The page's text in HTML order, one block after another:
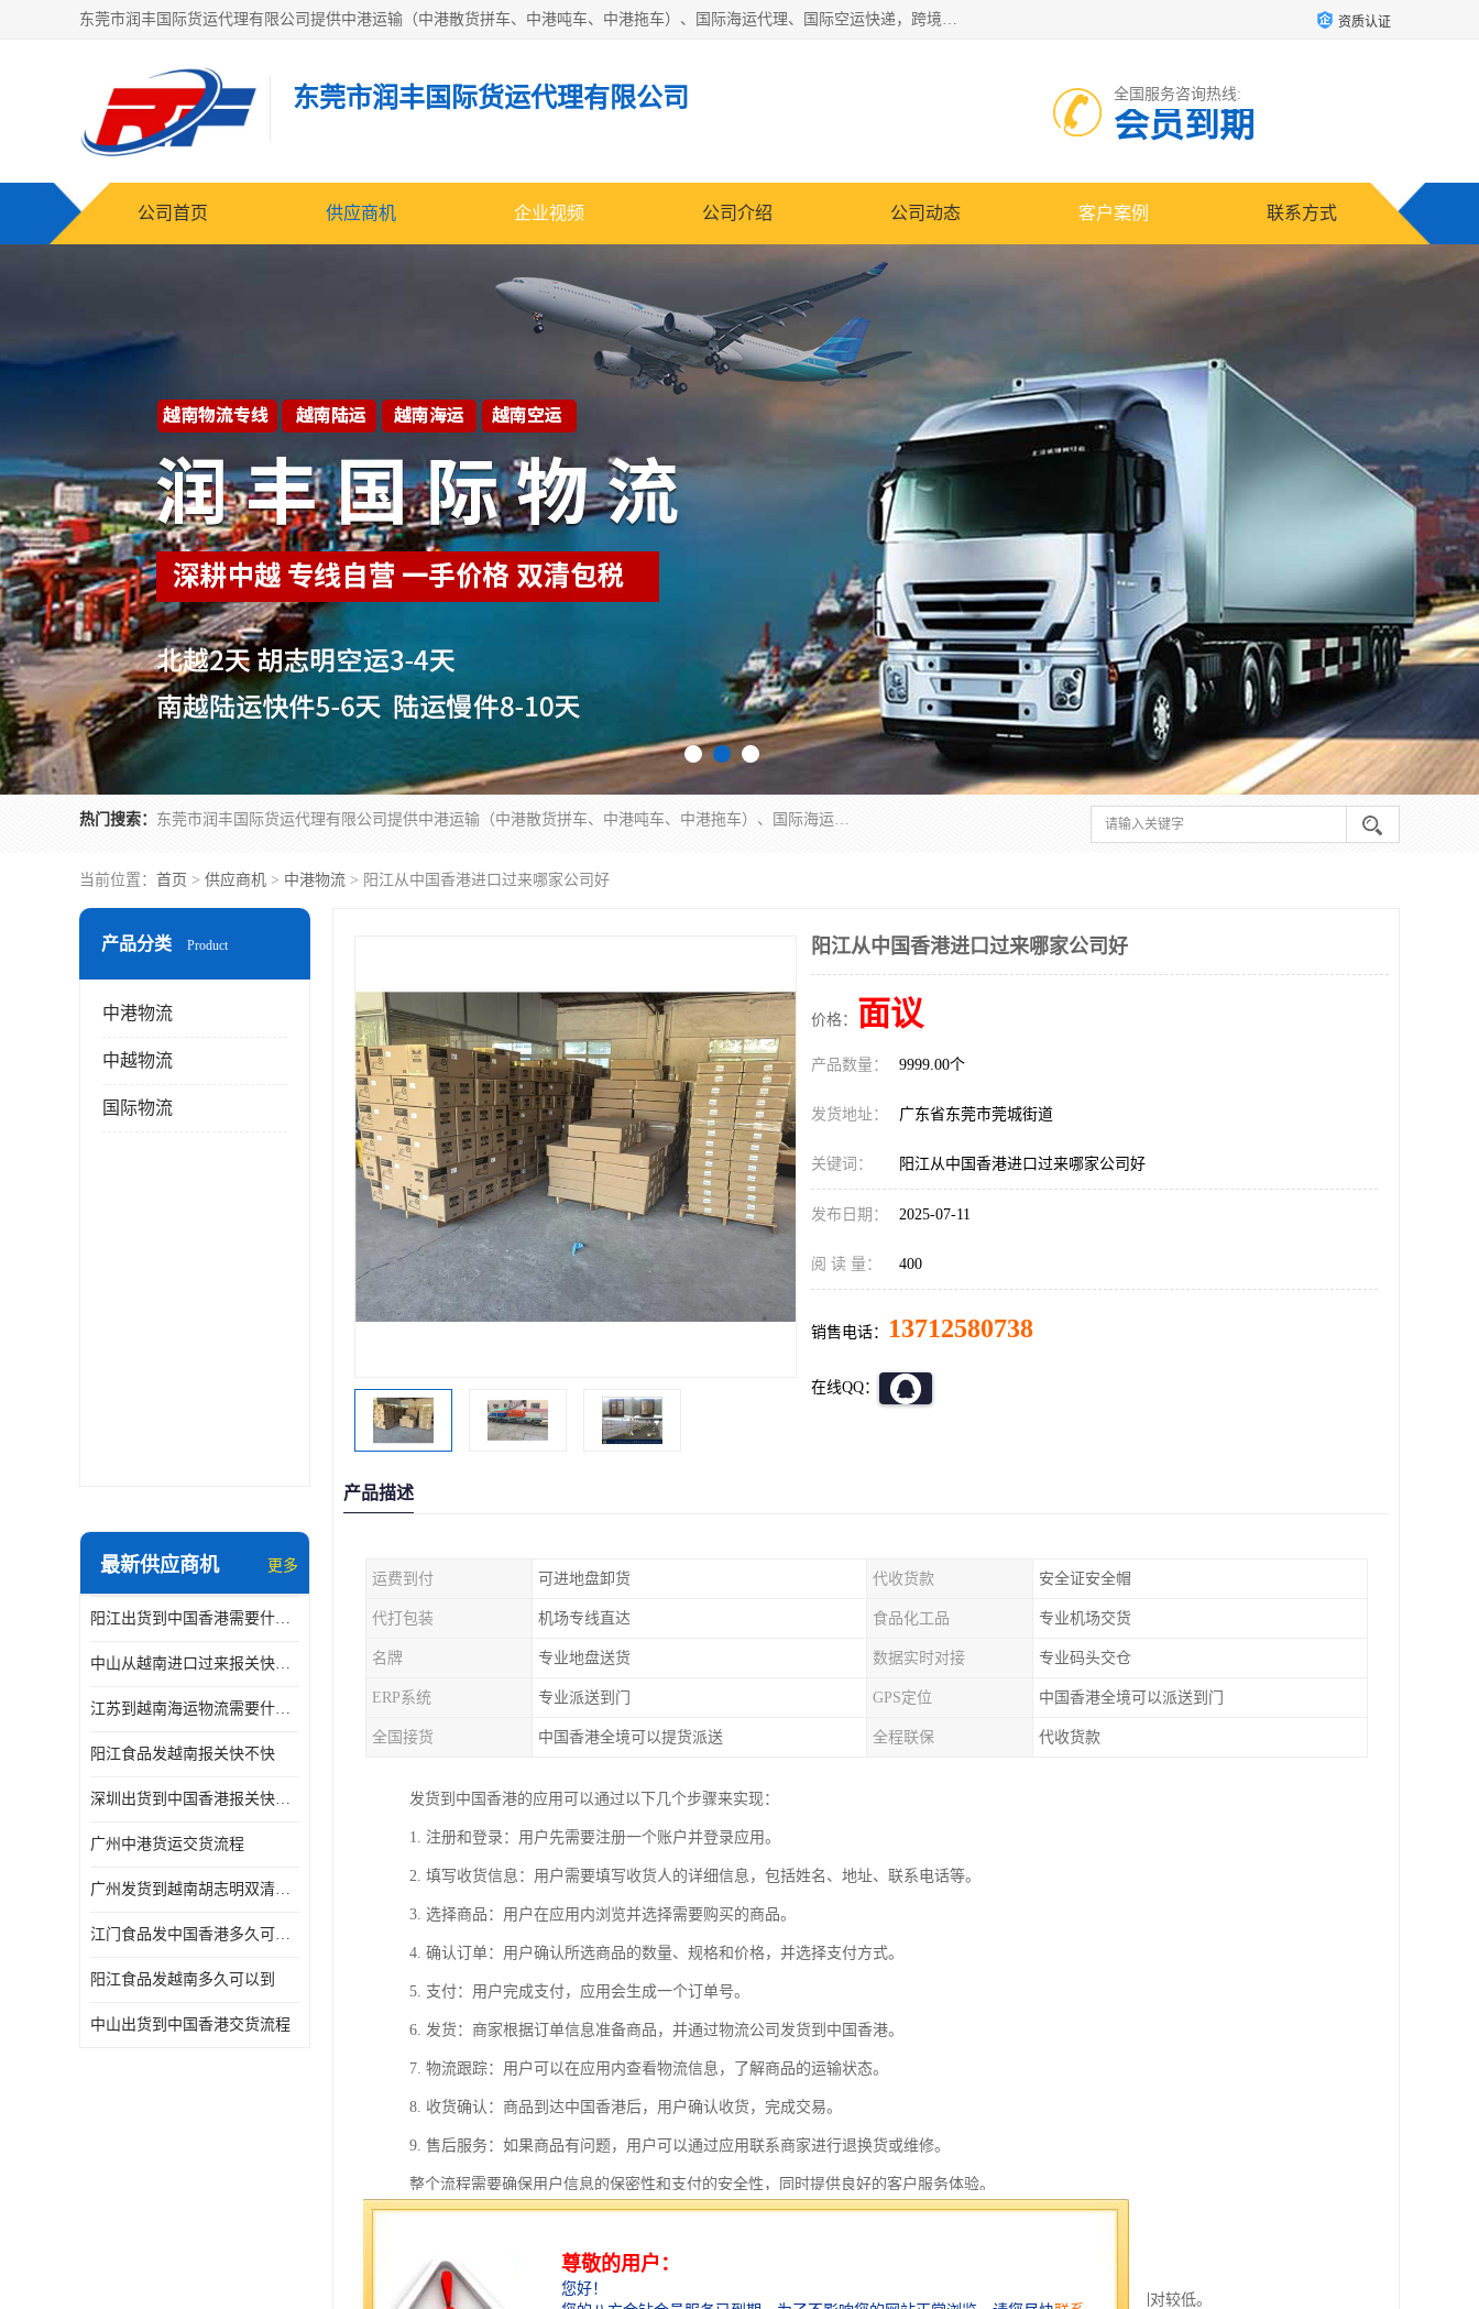
东莞市润丰国际货运代理有限公司提供中港运输（中港散货拼车、中港吨车、中港拖车）、国际海运代理、国际空运快递，跨境电商，亚马逊FBA，国内物流园服务，进出口报关，仓储，提供给客户整套运输解决方案和增值服务 资质认证
东莞市润丰国际货运代理有限公司 全国服务咨询热线:
会员到期
公司首页 供应商机 企业视频 公司介绍 公司动态 客户案例 联系方式
热门搜索： 东莞市润丰国际货运代理有限公司提供中港运输（中港散货拼车、中港吨车、中港拖车）、国际海运代理、国际空运快递，跨境电商，亚马逊FBA，国内物流园服务，进出口报关，仓储，提供给客户整套运输解决方案和增值服务
当前位置： 首页 > 供应商机 > 中港物流 > 阳江从中国香港进口过来哪家公司好
产品分类 Product
中港物流
中越物流
国际物流
最新供应商机 更多
阳江出货到中国香港需要什么条件 专线直达
中山从越南进口过来报关快不快
江苏到越南海运物流需要什么条件 一步到位
阳江食品发越南报关快不快
深圳出货到中国香港报关快不快 一手货源
广州中港货运交货流程
广州发货到越南胡志明双清需要什么文件
江门食品发中国香港多久可以到 一键发货
阳江食品发越南多久可以到
中山出货到中国香港交货流程
阳江从中国香港进口过来哪家公司好
价格： 面议
产品数量： 9999.00个
发货地址： 广东省东莞市莞城街道
关键词： 阳江从中国香港进口过来哪家公司好
发布日期： 2025-07-11
阅 读 量： 400
销售电话： 13712580738
在线QQ：
产品描述
运费到付 可进地盘卸货 代收货款 安全证安全帽
代打包装 机场专线直达 食品化工品 专业机场交货
名牌 专业地盘送货 数据实时对接 专业码头交仓
ERP系统 专业派送到门 GPS定位 中国香港全境可以派送到门
全国接货 中国香港全境可以提货派送 全程联保 代收货款
发货到中国香港的应用可以通过以下几个步骤来实现：
1. 注册和登录：用户先需要注册一个账户并登录应用。
2. 填写收货信息：用户需要填写收货人的详细信息，包括姓名、地址、联系电话等。
3. 选择商品：用户在应用内浏览并选择需要购买的商品。
4. 确认订单：用户确认所选商品的数量、规格和价格，并选择支付方式。
5. 支付：用户完成支付，应用会生成一个订单号。
6. 发货：商家根据订单信息准备商品，并通过物流公司发货到中国香港。
7. 物流跟踪：用户可以在应用内查看物流信息，了解商品的运输状态。
8. 收货确认：商品到达中国香港后，用户确认收货，完成交易。
9. 售后服务：如果商品有问题，用户可以通过应用联系商家进行退换货或维修。
整个流程需要确保用户信息的保密性和支付的安全性，同时提供良好的客户服务体验。
1. 灵活性强：散货拼车可以根据客户的需求灵活安排运输时间和路线，适用于不同规模和类型的货物。
2. 成本效益高：由于多个客户的货物共享同一辆车的运输资源，分摊了运输成本，使得单个客户的运输费用相对较低。